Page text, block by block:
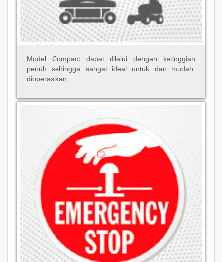
Model Compact dapat dilalui dengan ketinggian
penuh sehingga sangat ideal untuk dan mudah
dioperasikan.